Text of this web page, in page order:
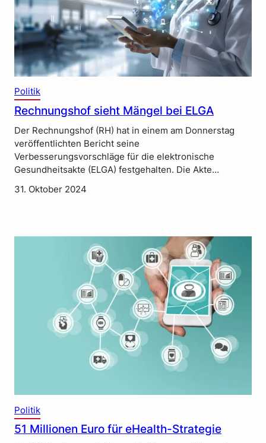
Politik
Rechnungshof sieht Mängel bei ELGA
Der Rechnungshof (RH) hat in einem am Donnerstag
veröffentlichten Bericht seine
Verbesserungsvorschläge für die elektronische
Gesundheitsakte (ELGA) festgehalten. Die Akte…
31. Oktober 2024
Politik
51 Millionen Euro für eHealth-Strategie